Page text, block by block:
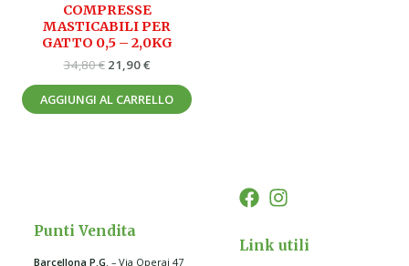
COMPRESSE
MASTICABILI PER
GATTO 0,5 – 2,0KG
34,80€ 21,90€
AGGIUNGI AL CARRELLO
Punti Vendita
Barcellona P.G – Via Operai 47
Link utili